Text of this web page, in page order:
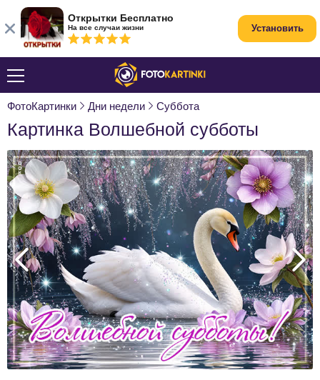
ФотоКартинки Дни недели Суббота
Картинка Волшебной субботы
Открытки Бесплатно
На все случаи жизни Установить